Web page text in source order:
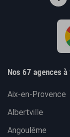
Nos 67 agences
Aix-en-Provence
Albertville
Angoulême